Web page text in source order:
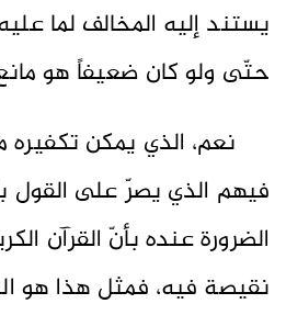
يستند إليه المخالف لما
حتّى ولو كان ضعيفاً هو
نعم، الذي يمكن تكفيره
فيهم الذي يصرّ على القول
الضرورة عنده بأنّ القرآن
نقيصة فيه، فمثل هذا هو